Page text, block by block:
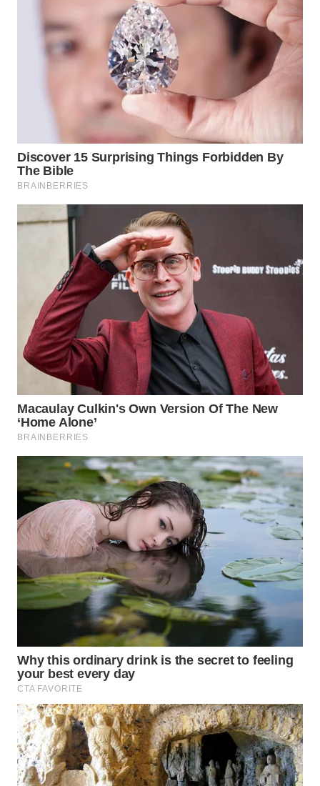
WN
TAPANULI
UTARA
WN
WN
PADANG
LAWAS
WN
SUMEDANG
CIANJUR
WN
KEPULAUAN
SERIBU
WN
TANGERANG
BINJAI
WN
CIREBON
WN
INDRAMAYU
WN
WN
MAJALENGKA
WN
SUBANG
WN
SUKABUMI